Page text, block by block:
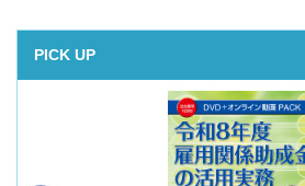
PICK UP